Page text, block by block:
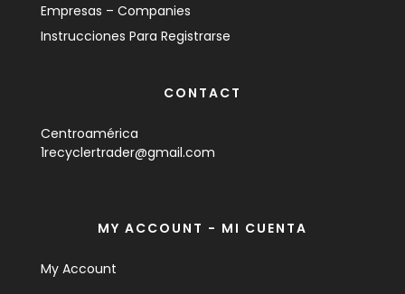
Empresas – Companies
Instrucciones Para Registrarse
CONTACT
Centroamérica
1recyclertrader@gmail.com
MY ACCOUNT - MI CUENTA
My Account